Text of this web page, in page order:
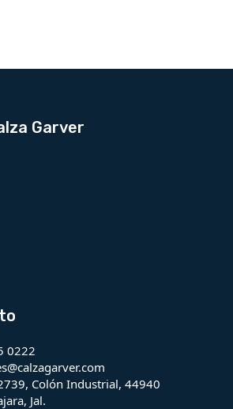
Garver
0222
Colón Industrial, 44940
Jal.